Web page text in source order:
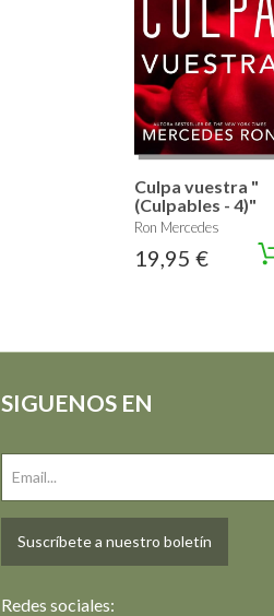
Culpa vuestra "
(Culpables - 4)"
Ron Mercedes
19,95 €
SIGUENOS EN
Suscríbete a nuestro boletín
Redes sociales: